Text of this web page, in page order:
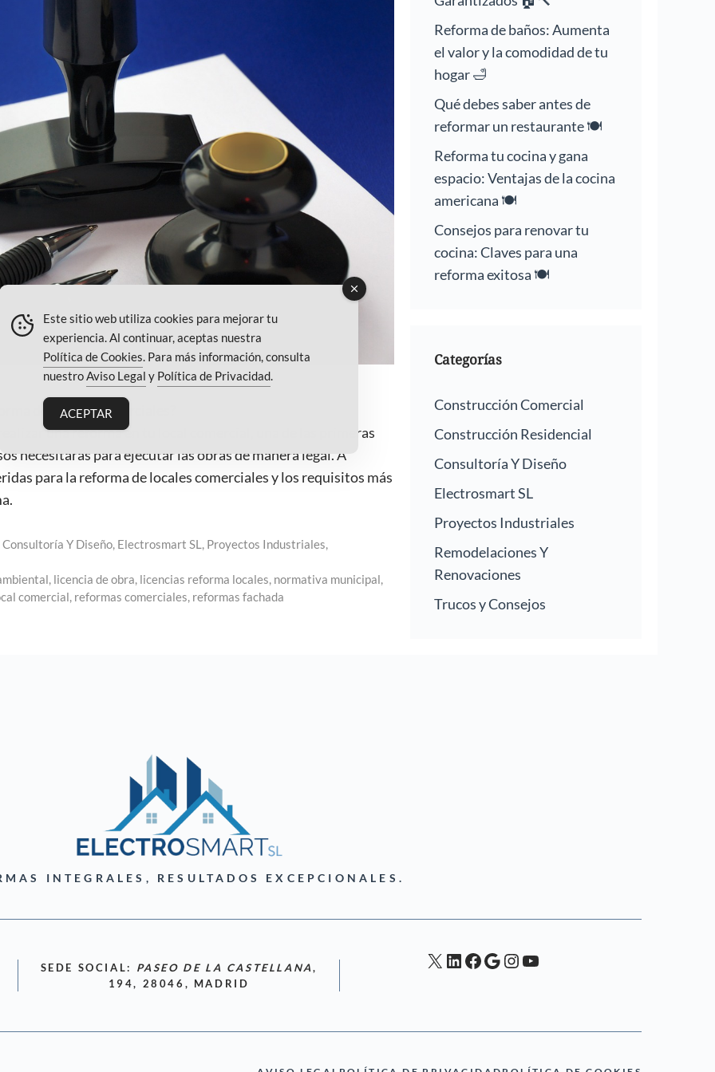
de locales comerciales?
una reforma en tu local comercial, una de las primeras
necesitarás para ejecutar las obras de manera legal. A
para la reforma de locales comerciales y los requisitos más
Consultoría Y Diseño, Electrosmart SL, Proyectos Industriales,
, licencia de obra, licencias reforma locales, normativa municipal,
comercial, reformas comerciales, reformas fachada
Reforma de baños: Aumenta
el valor y la comodidad de tu
hogar 🛁
Qué debes saber antes de
reformar un restaurante 🍽️
Reforma tu cocina y gana
espacio: Ventajas de la cocina
americana 🍽️
Consejos para renovar tu
cocina: Claves para una
reforma exitosa 🍽️
Categorías
Construcción Comercial
Construcción Residencial
Consultoría Y Diseño
Electrosmart SL
Proyectos Industriales
Remodelaciones Y
Renovaciones
Trucos y Consejos
INTEGRALES, RESULTADOS EXCEPCIONALES.
SEDE SOCIAL: PASEO DE LA CASTELLANA,
194, 28046, MADRID
X LinkedIn
Facebook
Google
Instagram
YouTube
Este sitio web utiliza cookies para mejorar tu
experiencia. Al continuar, aceptas nuestra
Política de Cookies . Para más información, consulta
nuestro Aviso Legal y Política de Privacidad
ACEPTAR